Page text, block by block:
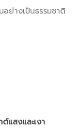
ย่างเป็นธรรมชาติ
ต์แสงและเงา